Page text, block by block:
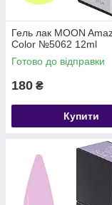
Гель лак MOON
Color №5062 12ml
Готово до відправки
180 ₴
Купити